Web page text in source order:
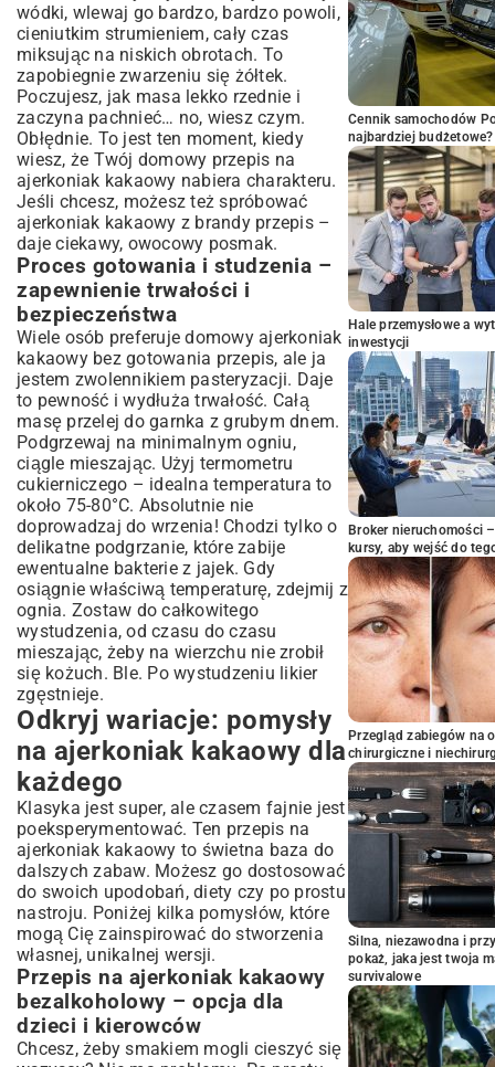
wódki, wlewaj go bardzo, bardzo powoli,
cieniutkim strumieniem, cały czas
miksując na niskich obrotach. To
zapobiegnie zwarzeniu się żółtek.
Poczujesz, jak masa lekko rzednie i
zaczyna pachnieć… no, wiesz czym.
Obłędnie. To jest ten moment, kiedy
wiesz, że Twój domowy przepis na
ajerkoniak kakaowy nabiera charakteru.
Jeśli chcesz, możesz też spróbować
ajerkoniak kakaowy z brandy przepis –
daje ciekawy, owocowy posmak.
Proces gotowania i studzenia –
zapewnienie trwałości i
bezpieczeństwa
Wiele osób preferuje domowy ajerkoniak
kakaowy bez gotowania przepis, ale ja
jestem zwolennikiem pasteryzacji. Daje
to pewność i wydłuża trwałość. Całą
masę przelej do garnka z grubym dnem.
Podgrzewaj na minimalnym ogniu,
ciągle mieszając. Użyj termometru
cukierniczego – idealna temperatura to
około 75-80°C. Absolutnie nie
doprowadzaj do wrzenia! Chodzi tylko o
delikatne podgrzanie, które zabije
ewentualne bakterie z jajek. Gdy
osiągnie właściwą temperaturę, zdejmij z
ognia. Zostaw do całkowitego
wystudzenia, od czasu do czasu
mieszając, żeby na wierzchu nie zrobił
się kożuch. Ble. Po wystudzeniu likier
zgęstnieje.
Odkryj wariacje: pomysły
na ajerkoniak kakaowy dla
każdego
Klasyka jest super, ale czasem fajnie jest
poeksperymentować. Ten przepis na
ajerkoniak kakaowy to świetna baza do
dalszych zabaw. Możesz go dostosować
do swoich upodobań, diety czy po prostu
nastroju. Poniżej kilka pomysłów, które
mogą Cię zainspirować do stworzenia
własnej, unikalnej wersji.
Przepis na ajerkoniak kakaowy
bezalkoholowy – opcja dla
dzieci i kierowców
Chcesz, żeby smakiem mogli cieszyć się
Cennik samochodów
najbardziej budżetowe?
Hale przemysłowe a
inwestycji
Broker nieruchomości
kursy, aby wejść do
Przegląd zabiegów na
chirurgiczne i
Silna, niezawodna i
pokaż, jaka jest twoja
survivalowe